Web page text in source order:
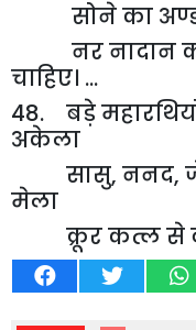
सोने का
नर नादान
चाहिए। ...
48. बड़े
अकेला
सासु, ननद,
मेला
क्रूर कत्ल से